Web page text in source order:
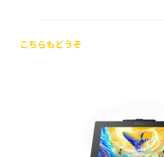
こちらもどうぞ